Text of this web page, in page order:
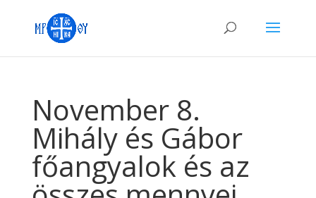
November 8.
Mihály és Gábor
főangyalok és az